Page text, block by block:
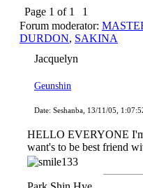
Page 1 of 1 1
Forum moderator:
DURDON, SAKINA
Jacquelyn
Geunshin
Date: Seshanba, 13/11/05,
HELLO EVERYONE
want's to be best friend